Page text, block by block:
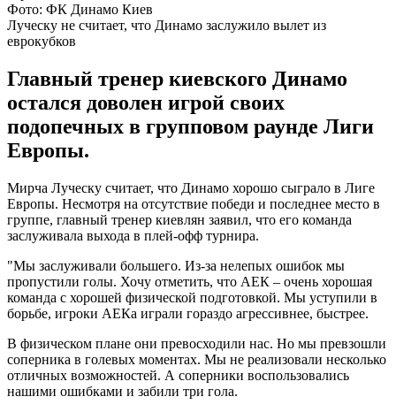
Фото: ФК Динамо Киев
Луческу не считает, что Динамо заслужило вылет из
еврокубков
Главный тренер киевского Динамо
остался доволен игрой своих
подопечных в групповом раунде Лиги
Европы.
Мирча Луческу считает, что Динамо хорошо сыграло в Лиге
Европы. Несмотря на отсутствие победи и последнее место в
группе, главный тренер киевлян заявил, что его команда
заслуживала выхода в плей-офф турнира.
"Мы заслуживали большего. Из-за нелепых ошибок мы
пропустили голы. Хочу отметить, что АЕК – очень хорошая
команда с хорошей физической подготовкой. Мы уступили в
борьбе, игроки АЕКа играли гораздо агрессивнее, быстрее.
В физическом плане они превосходили нас. Но мы превзошли
соперника в голевых моментах. Мы не реализовали несколько
отличных возможностей. А соперники воспользовались
нашими ошибками и забили три гола.